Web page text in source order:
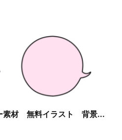
素材 無料イラスト 背景...